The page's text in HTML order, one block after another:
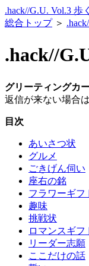
.hack//G.U. Vol.3
総合トップ＞
.hack//
グリーティングカ
返信が来ない場合
目次
あいさつ状
グルメ
ごきげん伺い
座右の銘
フラワーギフ
趣味
挑戦状
ロマンスギフ
リーダー志願
ここだけの話